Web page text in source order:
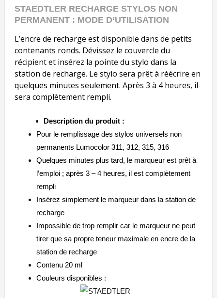
STAEDTLER RECHARGE STYLOS NON
PERMANENT : MODE D’UTILISATION
L’encre de recharge est disponible dans de petits
contenants ronds. Dévissez le couvercle du
récipient et insérez la pointe du stylo dans la
station de recharge. Le stylo sera prêt à réécrire en
quelques minutes seulement. Après 3 à 4 heures, il
sera complètement rempli.
Description du produit :
Pour le remplissage des stylos universels non
permanents Lumocolor 311, 312, 315, 316
Quelques minutes plus tard, le marqueur est prêt à
l’emploi ; après 3 – 4 heures, il est complètement
rempli
Insérez simplement le marqueur dans la station de
recharge
Impossible de trop remplir car le marqueur ne peut
tirer que sa propre teneur maximale en encre de la
station de recharge
Contenu 20 ml
Couleurs disponibles :